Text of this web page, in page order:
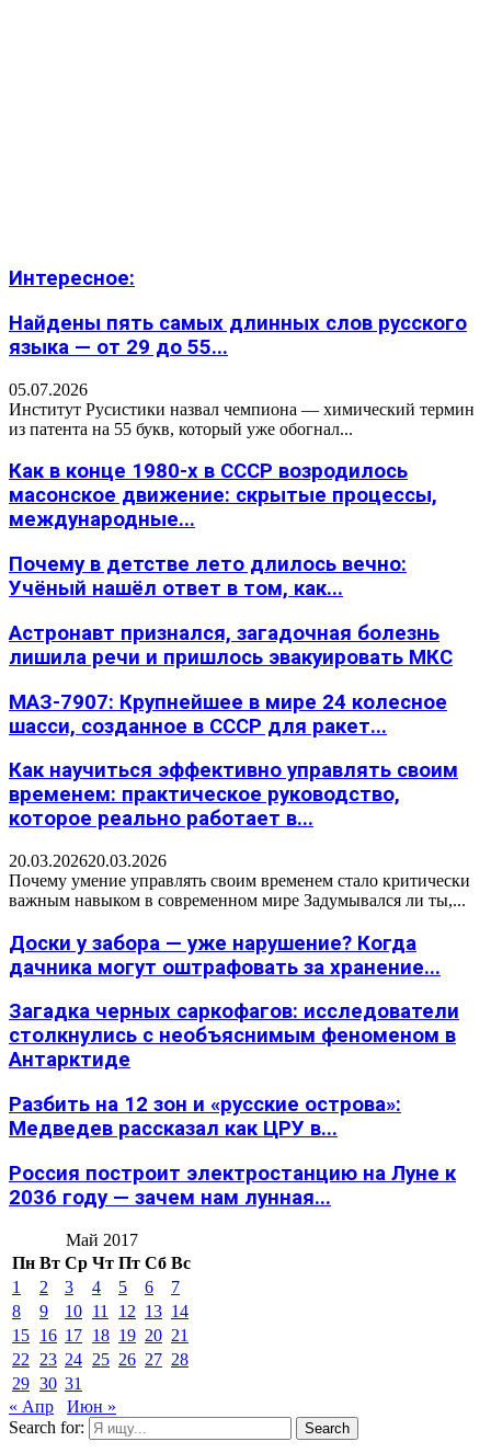
Интересное:
Найдены пять самых длинных слов русского
языка — от 29 до 55...
05.07.2026
Институт Русистики назвал чемпиона — химический термин
из патента на 55 букв, который уже обогнал...
Как в конце 1980-х в СССР возродилось
масонское движение: скрытые процессы,
международные...
Почему в детстве лето длилось вечно:
Учёный нашёл ответ в том, как...
Астронавт признался, загадочная болезнь
лишила речи и пришлось эвакуировать МКС
МАЗ-7907: Крупнейшее в мире 24 колесное
шасси, созданное в СССР для ракет...
Как научиться эффективно управлять своим
временем: практическое руководство,
которое реально работает в...
20.03.202620.03.2026
Почему умение управлять своим временем стало критически
важным навыком в современном мире Задумывался ли ты,...
Доски у забора — уже нарушение? Когда
дачника могут оштрафовать за хранение...
Загадка черных саркофагов: исследователи
столкнулись с необъяснимым феноменом в
Антарктиде
Разбить на 12 зон и «русские острова»:
Медведев рассказал как ЦРУ в...
Россия построит электростанцию на Луне к
2036 году — зачем нам лунная...
Май 2017
Пн Вт Ср Чт Пт Сб Вс
1
2 3 4 5 6
7
8
9 10 11 12 13 14
15 16 17 18 19 20 21
22
23 24 25 26 27 28
29 30 31
« Апр
Июн »
Search for:
Search